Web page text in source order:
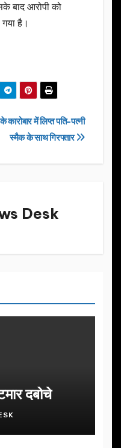
बाद आरोपी को
है।
कारोबार में लिप्त पति-पत्नी
स्मैक के साथ गिरफ्तार
Desk
दबोचे